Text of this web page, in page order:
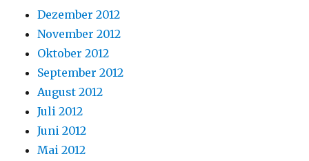
Dezember 2012
November 2012
Oktober 2012
September 2012
August 2012
Juli 2012
Juni 2012
Mai 2012